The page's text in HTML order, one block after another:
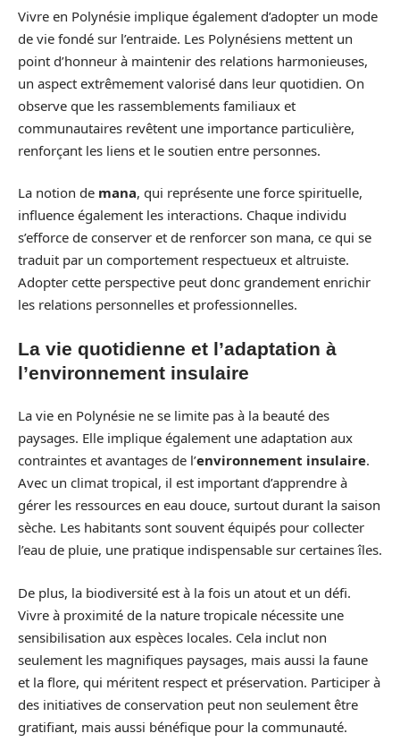
Vivre en Polynésie implique également d’adopter un mode
de vie fondé sur l’entraide. Les Polynésiens mettent un
point d’honneur à maintenir des relations harmonieuses,
un aspect extrêmement valorisé dans leur quotidien. On
observe que les rassemblements familiaux et
communautaires revêtent une importance particulière,
renforçant les liens et le soutien entre personnes.
La notion de mana, qui représente une force spirituelle,
influence également les interactions. Chaque individu
s’efforce de conserver et de renforcer son mana, ce qui se
traduit par un comportement respectueux et altruiste.
Adopter cette perspective peut donc grandement enrichir
les relations personnelles et professionnelles.
La vie quotidienne et l’adaptation à
l’environnement insulaire
La vie en Polynésie ne se limite pas à la beauté des
paysages. Elle implique également une adaptation aux
contraintes et avantages de l’environnement insulaire.
Avec un climat tropical, il est important d’apprendre à
gérer les ressources en eau douce, surtout durant la saison
sèche. Les habitants sont souvent équipés pour collecter
l’eau de pluie, une pratique indispensable sur certaines îles.
De plus, la biodiversité est à la fois un atout et un défi.
Vivre à proximité de la nature tropicale nécessite une
sensibilisation aux espèces locales. Cela inclut non
seulement les magnifiques paysages, mais aussi la faune
et la flore, qui méritent respect et préservation. Participer à
des initiatives de conservation peut non seulement être
gratifiant, mais aussi bénéfique pour la communauté.